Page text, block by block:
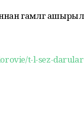
гамәлгә
t-l-sez-